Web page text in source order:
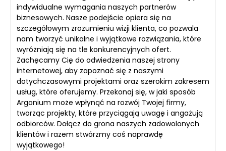
indywidualne wymagania naszych partnerów
biznesowych. Nasze podejście opiera się na
szczegółowym zrozumieniu wizji klienta, co pozwala
nam tworzyć unikalne i wyjątkowe rozwiązania, które
wyróżniają się na tle konkurencyjnych ofert.
Zachęcamy Cię do odwiedzenia naszej strony
internetowej, aby zapoznać się z naszymi
dotychczasowymi projektami oraz szerokim zakresem
usług, które oferujemy. Przekonaj się, w jaki sposób
Argonium może wpłynąć na rozwój Twojej firmy,
tworząc projekty, które przyciągają uwagę i angażują
odbiorców. Dołącz do grona naszych zadowolonych
klientów i razem stwórzmy coś naprawdę
wyjątkowego!